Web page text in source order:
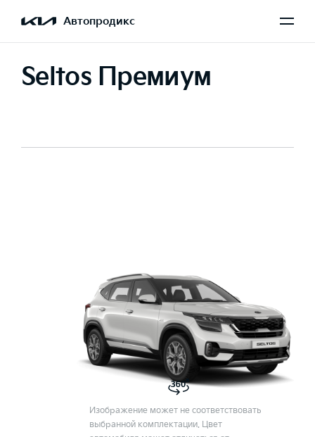
Автопродикс
Seltos Премиум
Изображение может не соответствовать
выбранной комплектации. Цвет